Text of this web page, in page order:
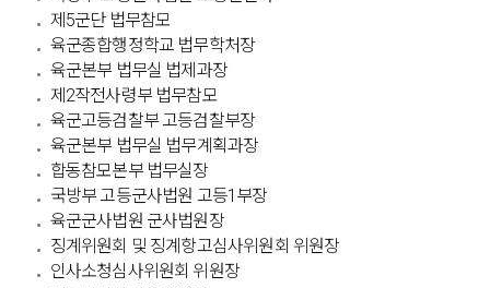
제5군단 법무참모
육군종합행정학교 법무학처장
육군본부 법무실 법제과장
제2작전사령부 법무참모
육군고등검찰부 고등검찰부장
육군본부 법무실 법무계획과장
합동참모본부 법무실장
국방부 고등군사법원 고등1부장
육군군사법원 군사법원장
징계위원회 및 징계항고심사위원회 위원장
인사소청심사위원회 위원장